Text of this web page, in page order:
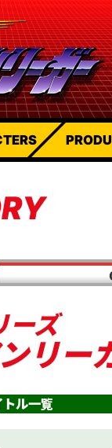
ーズ
リー
ル一覧